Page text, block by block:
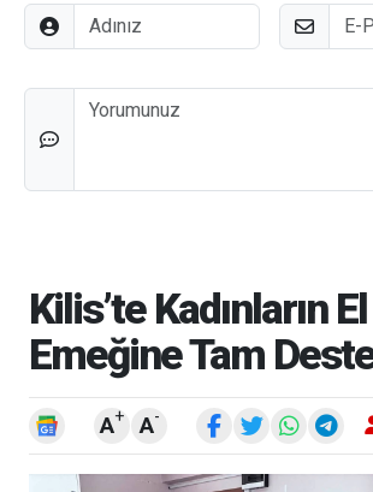
Adınız E-Posta
Düşünceleriniz
Kilis’te Kadınların El
Emeğine Tam
A+ A-